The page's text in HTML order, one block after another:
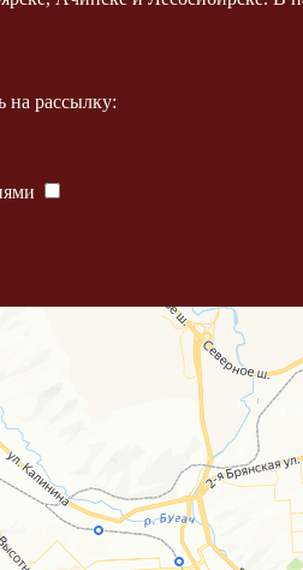
на рассылку: